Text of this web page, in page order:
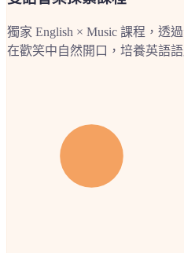
獨家 English × Music 課程，透
在歡笑中自然開口，培養英語語